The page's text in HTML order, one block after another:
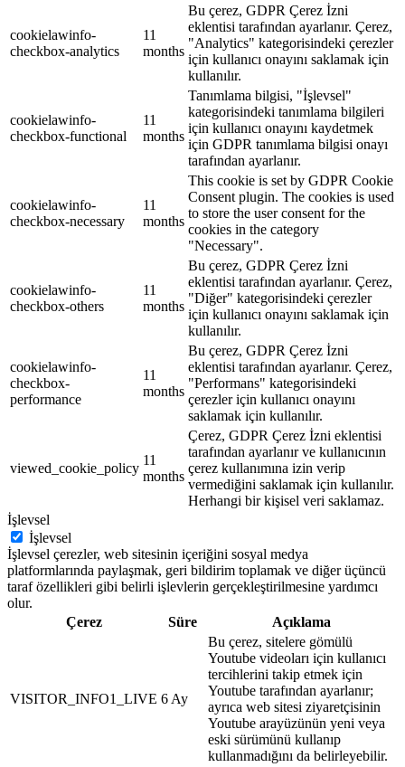
cookielawinfo-
checkbox-analytics
11
months
Bu çerez, GDPR Çerez İzni
eklentisi tarafından ayarlanır. Çerez,
"Analytics" kategorisindeki çerezler
için kullanıcı onayını saklamak için
kullanılır.
cookielawinfo-
checkbox-functional
11
months
Tanımlama bilgisi, "İşlevsel"
kategorisindeki tanımlama bilgileri
için kullanıcı onayını kaydetmek
için GDPR tanımlama bilgisi onayı
tarafından ayarlanır.
cookielawinfo-
checkbox-necessary
11
months
This cookie is set by GDPR Cookie
Consent plugin. The cookies is used
to store the user consent for the
cookies in the category
"Necessary".
cookielawinfo-
checkbox-others
11
months
Bu çerez, GDPR Çerez İzni
eklentisi tarafından ayarlanır. Çerez,
"Diğer" kategorisindeki çerezler
için kullanıcı onayını saklamak için
kullanılır.
cookielawinfo-
checkbox-
performance
11
months
Bu çerez, GDPR Çerez İzni
eklentisi tarafından ayarlanır. Çerez,
"Performans" kategorisindeki
çerezler için kullanıcı onayını
saklamak için kullanılır.
viewed_cookie_policy
11
months
Çerez, GDPR Çerez İzni eklentisi
tarafından ayarlanır ve kullanıcının
çerez kullanımına izin verip
vermediğini saklamak için kullanılır.
Herhangi bir kişisel veri saklamaz.
İşlevsel
İşlevsel
İşlevsel çerezler, web sitesinin içeriğini sosyal medya
platformlarında paylaşmak, geri bildirim toplamak ve diğer üçüncü
taraf özellikleri gibi belirli işlevlerin gerçekleştirilmesine yardımcı
olur.
Çerez
Süre Açıklama
VISITOR_INFO1_LIVE 6 Ay
Bu çerez, sitelere gömülü
Youtube videoları için kullanıcı
tercihlerini takip etmek için
Youtube tarafından ayarlanır;
ayrıca web sitesi ziyaretçisinin
Youtube arayüzünün yeni veya
eski sürümünü kullanıp
kullanmadığını da belirleyebilir.